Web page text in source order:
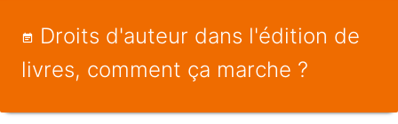
Droits d'auteur dans l'édition de
livres, comment ça marche ?